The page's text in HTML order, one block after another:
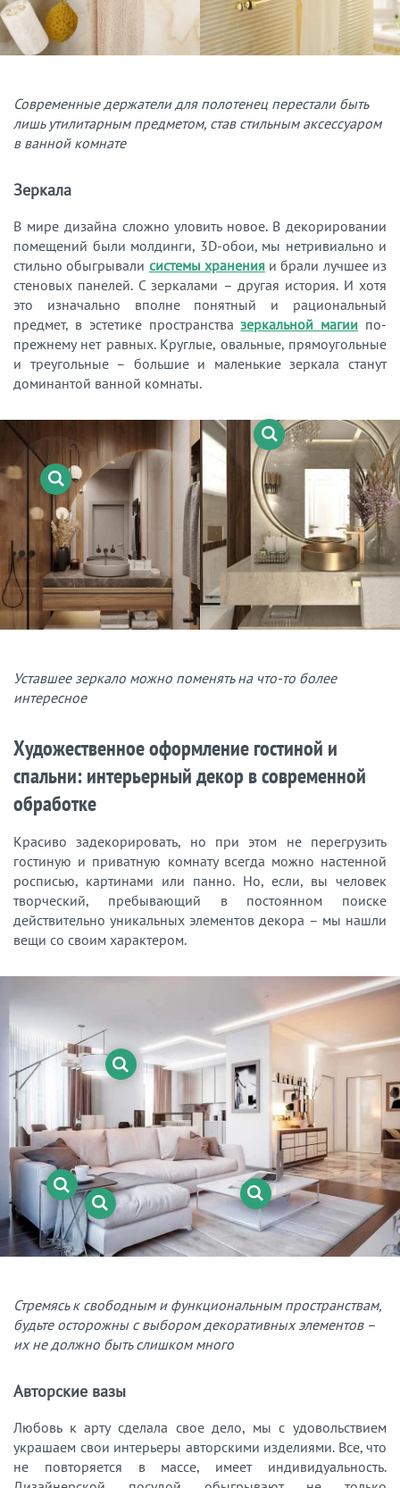
Современные держатели для полотенец перестали быть
лишь утилитарным предметом, став стильным аксессуаром
в ванной комнате
Зеркала
В мире дизайна сложно уловить новое. В декорировании
помещений были молдинги, 3D-обои, мы нетривиально и
стильно обыгрывали системы храненияи брали лучшее из
стеновых панелей. С зеркалами – другая история. И хотя
это изначально вполне понятный и рациональный
предмет, в эстетике пространствазеркальной магии по-
прежнему нет равных. Круглые, овальные, прямоугольные
и треугольные – большие и маленькие зеркала станут
доминантой ванной комнаты.
Уставшее зеркало можно поменять на что-то более
интересное
Художественное оформление гостиной и
спальни: интерьерный декор в современной
обработке
Красиво задекорировать, но при этом не перегрузить
гостиную и приватную комнату всегда можно настенной
росписью, картинами или панно. Но, если, вы человек
творческий, пребывающий в постоянном поиске
действительно уникальных элементов декора – мы нашли
вещи со своим характером.
Стремясь к свободным и функциональным пространствам,
будьте осторожны с выбором декоративных элементов –
их не должно быть слишком много
Авторские вазы
Любовь к арту сделала свое дело, мы с удовольствием
украшаем свои интерьеры авторскими изделиями. Все, что
не повторяется в массе, имеет индивидуальность.